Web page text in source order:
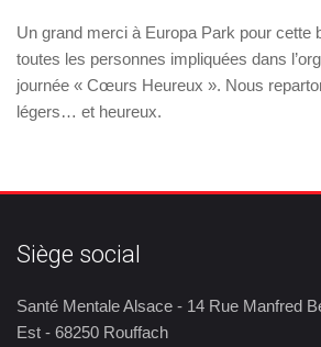
Un grand merci à Europa Park pour cette
toutes les personnes impliquées dans
journée « Cœurs Heureux ». Nous
légers… et heureux.
Siège social
Santé Mentale Alsace - 14 Rue Manfred
Est - 68250 Rouffach